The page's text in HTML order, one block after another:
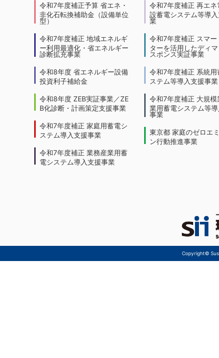
令和7年度補正予算 省エネ・
非化石転換補助金（設備単位
型）
令和7年度補正 地域エネルギ
ー利用最適化・省エネルギー
診断拡充事業
令和8年度 省エネルギー設備
投資利子補給金
令和8年度 ZEB実証事業／ZE
B化診断・計画策定支援事業
令和7年度補正 家庭用蓄電シ
ステム導入支援事業
令和7年度補正 業務産業用蓄
電システム導入支援事業
令和7年度補正 再エネ
設蓄電システム等導
業
令和7年度補正 スマー
ターを活用したディ
スポンス実証事業
令和7年度補正 系統用
ステム等導入支援事業
令和7年度補正 大規模
業用蓄電システム等
事業
東京都 家庭のゼロエ
ン行動推進事業
Copyright©